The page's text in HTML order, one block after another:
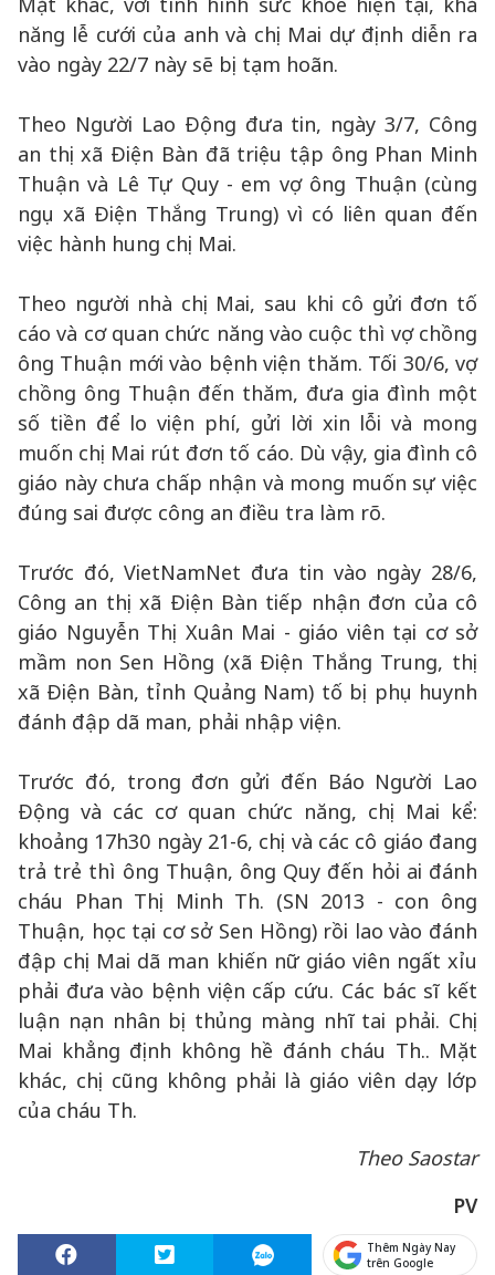
năng lễ cưới của anh và chị Mai dự định diễn ra
vào ngày 22/7 này sẽ bị tạm hoãn.
Theo Người Lao Động đưa tin, ngày 3/7, Công
an thị xã Điện Bàn đã triệu tập ông Phan Minh
Thuận và Lê Tự Quy - em vợ ông Thuận (cùng
ngụ xã Điện Thắng Trung) vì có liên quan đến
việc hành hung chị Mai.
Theo người nhà chị Mai, sau khi cô gửi đơn tố
cáo và cơ quan chức năng vào cuộc thì vợ chồng
ông Thuận mới vào bệnh viện thăm. Tối 30/6, vợ
chồng ông Thuận đến thăm, đưa gia đình một
số tiền để lo viện phí, gửi lời xin lỗi và mong
muốn chị Mai rút đơn tố cáo. Dù vậy, gia đình cô
giáo này chưa chấp nhận và mong muốn sự việc
đúng sai được công an điều tra làm rõ.
Trước đó, VietNamNet đưa tin vào ngày 28/6,
Công an thị xã Điện Bàn tiếp nhận đơn của cô
giáo Nguyễn Thị Xuân Mai - giáo viên tại cơ sở
mầm non Sen Hồng (xã Điện Thắng Trung, thị
xã Điện Bàn, tỉnh Quảng Nam) tố bị phụ huynh
đánh đập dã man, phải nhập viện.
Trước đó, trong đơn gửi đến Báo Người Lao
Động và các cơ quan chức năng, chị Mai kể:
khoảng 17h30 ngày 21-6, chị và các cô giáo đang
trả trẻ thì ông Thuận, ông Quy đến hỏi ai đánh
cháu Phan Thị Minh Th. (SN 2013 - con ông
Thuận, học tại cơ sở Sen Hồng) rồi lao vào đánh
đập chị Mai dã man khiến nữ giáo viên ngất xỉu
phải đưa vào bệnh viện cấp cứu. Các bác sĩ kết
luận nạn nhân bị thủng màng nhĩ tai phải. Chị
Mai khẳng định không hề đánh cháu Th.. Mặt
khác, chị cũng không phải là giáo viên dạy lớp
của cháu Th.
Theo Saostar
PV
Thêm Ngày Nay
trên Google